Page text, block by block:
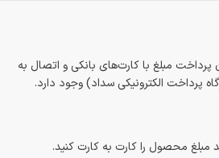
پرداخت مبلغ با کارت‌های بانکی و اتصال به
پرداخت الکترونیکی سداد) وجود دارد.
مبلغ محصول را کارت به کارت کنید.